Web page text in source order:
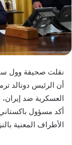
نقلت صحيفة وول
أن الرئيس دونالد
العسكرية ضد
أكد مسؤول
الأطراف المعنية